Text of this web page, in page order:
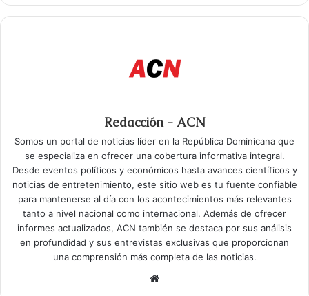
Redacción - ACN
Somos un portal de noticias líder en la República Dominicana que
se especializa en ofrecer una cobertura informativa integral.
Desde eventos políticos y económicos hasta avances científicos y
noticias de entretenimiento, este sitio web es tu fuente confiable
para mantenerse al día con los acontecimientos más relevantes
tanto a nivel nacional como internacional. Además de ofrecer
informes actualizados, ACN también se destaca por sus análisis
en profundidad y sus entrevistas exclusivas que proporcionan
una comprensión más completa de las noticias.